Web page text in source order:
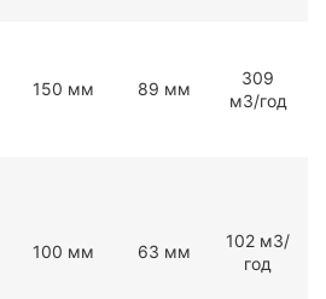
150 мм 89 мм
309
мЗ/год
100 мм 63 мм
102 мЗ/
год